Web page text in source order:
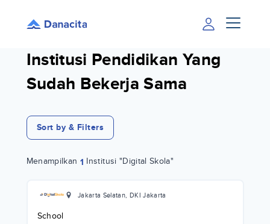
Institusi Pendidikan Yang
Sudah Bekerja Sama
Sort by & Filters
Menampilkan 1 Institusi "Digital Skola"
Jakarta Selatan, DKI Jakarta
School